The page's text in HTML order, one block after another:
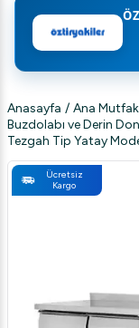
Anasayfa / Ana
Buzdolabı ve Derin
Tezgah Tip Yatay
Ücretsiz
Kargo